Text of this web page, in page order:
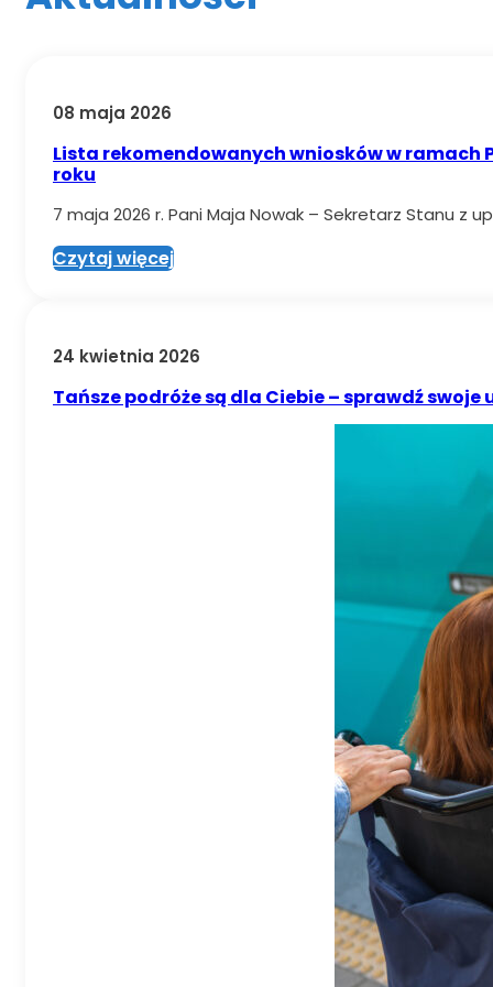
08 maja 2026
Lista rekomendowanych wniosków w ramach
roku
7 maja 2026 r. Pani Maja Nowak – Sekretarz Stanu z
Czytaj więcej
24 kwietnia 2026
Tańsze podróże są dla Ciebie – sprawdź swoje